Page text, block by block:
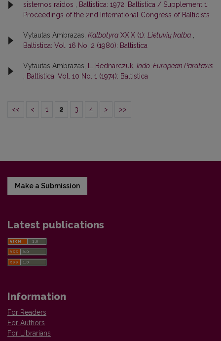
sistemos raidos
Baltistica: 1972: Baltistica / Supplement 1:
Proceedings of the 2nd International Congress of Balticists
Vytautas Ambrazas, Kalbotyra XXIX (1): Lietuvių kalba
Baltistica: Vol. 16 No. 2 (1980): Baltistica
Vytautas Ambrazas, L. Bednarczuk, Indo-European Parataxis
Baltistica: Vol. 10 No. 1 (1974): Baltistica
<< < 1 2 3 4 > >>
Make a Submission
Latest publications
Information
For Readers
For Authors
For Librarians